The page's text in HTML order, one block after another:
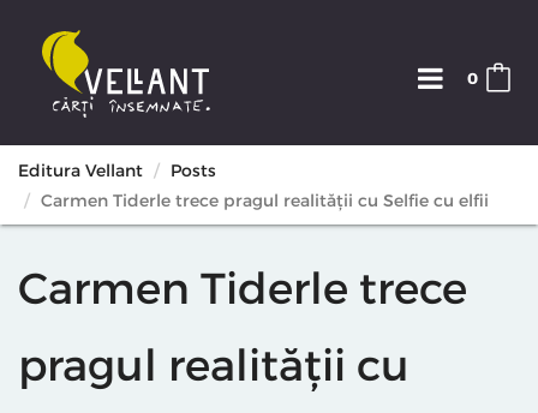
0
Editura Vellant
Posts
Carmen Tiderle trece pragul realității cu Selfie cu elfii
Carmen Tiderle trece
pragul realității cu